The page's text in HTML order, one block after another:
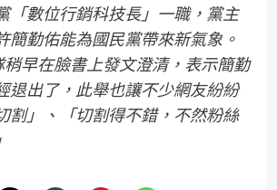
「數位行銷科技長」一職，黨主
簡勤佑能為國民黨帶來新氣象。
早在臉書上發文澄清，表示簡勤
退出了，此舉也讓不少網友紛紛
割」、「切割得不錯，不然粉絲